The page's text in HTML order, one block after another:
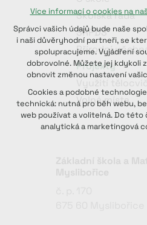
Školská rada
SRPDŠ
Přírodní
Projekty
Volná místa
analytická pro
vyhodnocení návštěvnosti
marketingová cookies
Facebook)
Více informací o cookies na
PŘIJMOUT VŠECHNY
ODMÍTNOUT
Více informací o cookies na
Správci vašich údajů bude naše
i naši důvěryhodní partneři, se
spolupracujeme. Vyjádření
dobrovolné. Můžete jej kdykoli
obnovit změnou nastavení
Cookies a podobné
technická: nutná pro běh webu,
web používat a volitelná. Do této
analytická a marketingová